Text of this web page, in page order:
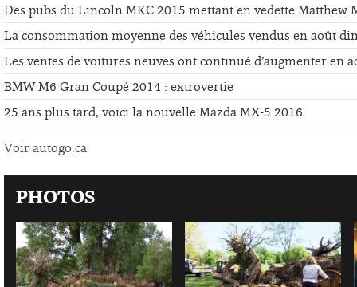
Des pubs du Lincoln MKC 2015 mettant en vedette Matthew
La consommation moyenne des véhicules vendus en août
Les ventes de voitures neuves ont continué d’augmenter en
BMW M6 Gran Coupé 2014 : extrovertie
25 ans plus tard, voici la nouvelle Mazda MX-5 2016
Voir autogo.ca
PHOTOS